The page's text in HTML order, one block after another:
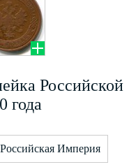
Российской
года
Империя